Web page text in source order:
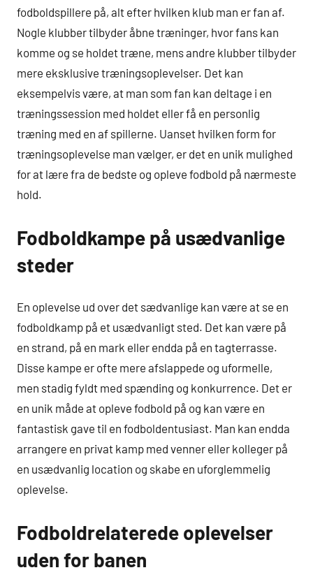
fodboldspillere på, alt efter hvilken klub man er fan af.
Nogle klubber tilbyder åbne træninger, hvor fans kan
komme og se holdet træne, mens andre klubber tilbyder
mere eksklusive træningsoplevelser. Det kan
eksempelvis være, at man som fan kan deltage i en
træningssession med holdet eller få en personlig
træning med en af spillerne. Uanset hvilken form for
træningsoplevelse man vælger, er det en unik mulighed
for at lære fra de bedste og opleve fodbold på nærmeste
hold.
Fodboldkampe på usædvanlige
steder
En oplevelse ud over det sædvanlige kan være at se en
fodboldkamp på et usædvanligt sted. Det kan være på
en strand, på en mark eller endda på en tagterrasse.
Disse kampe er ofte mere afslappede og uformelle,
men stadig fyldt med spænding og konkurrence. Det er
en unik måde at opleve fodbold på og kan være en
fantastisk gave til en fodboldentusiast. Man kan endda
arrangere en privat kamp med venner eller kolleger på
en usædvanlig location og skabe en uforglemmelig
oplevelse.
Fodboldrelaterede oplevelser
uden for banen